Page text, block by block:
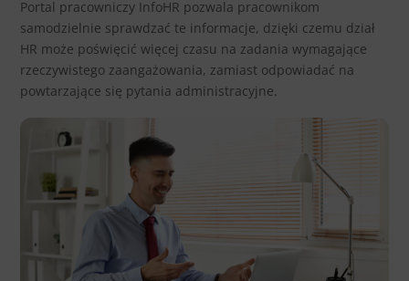
Portal pracowniczy InfoHR pozwala pracownikom
samodzielnie sprawdzać te informacje, dzięki czemu dział
HR może poświęcić więcej czasu na zadania wymagające
rzeczywistego zaangażowania, zamiast odpowiadać na
powtarzające się pytania administracyjne.